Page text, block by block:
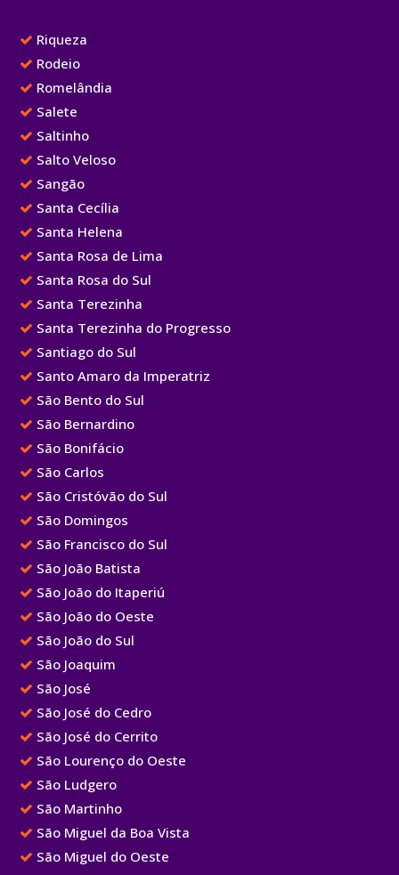
Riqueza
Rodeio
Romelândia
Salete
Saltinho
Salto Veloso
Sangão
Santa Cecília
Santa Helena
Santa Rosa de Lima
Santa Rosa do Sul
Santa Terezinha
Santa Terezinha do Progresso
Santiago do Sul
Santo Amaro da Imperatriz
São Bento do Sul
São Bernardino
São Bonifácio
São Carlos
São Cristóvão do Sul
São Domingos
São Francisco do Sul
São João Batista
São João do Itaperiú
São João do Oeste
São João do Sul
São Joaquim
São José
São José do Cedro
São José do Cerrito
São Lourenço do Oeste
São Ludgero
São Martinho
São Miguel da Boa Vista
São Miguel do Oeste